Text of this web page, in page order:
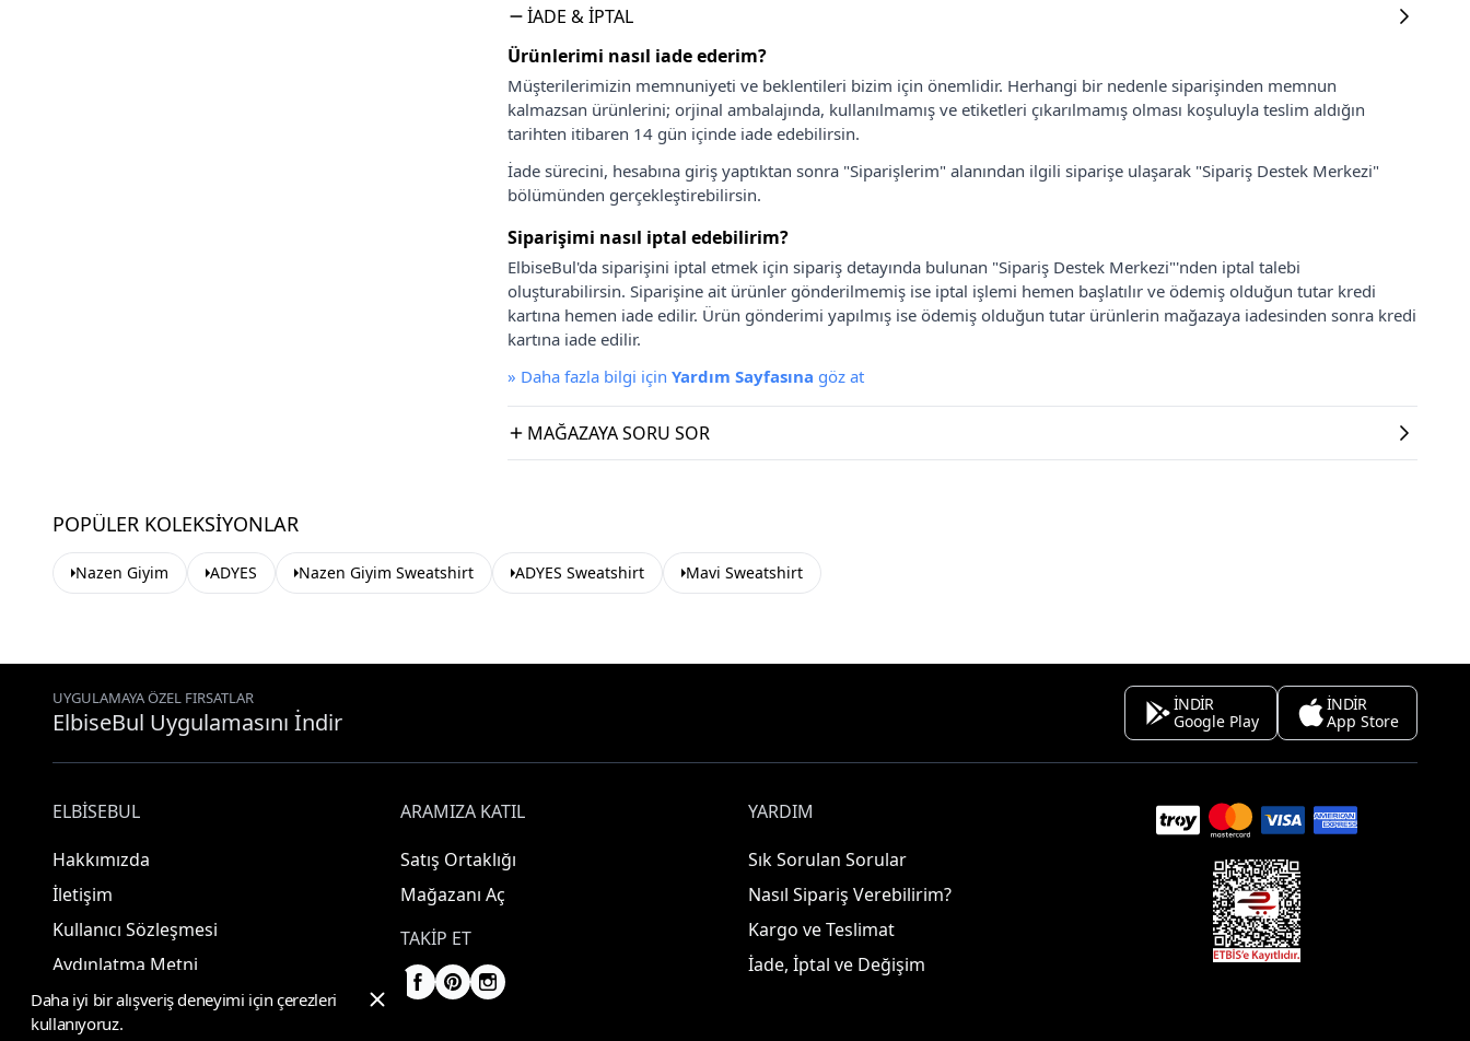
İADE & İPTAL
Ürünlerimi nasıl iade ederim?
Müşterilerimizin memnuniyeti ve beklentileri bizim için önemlidir. Herhangi bir nedenle siparişinden memnun
kalmazsan ürünlerini; orjinal ambalajında, kullanılmamış ve etiketleri çıkarılmamış olması koşuluyla teslim aldığın
tarihten itibaren 14 gün içinde iade edebilirsin.
İade sürecini, hesabına giriş yaptıktan sonra "Siparişlerim" alanından ilgili siparişe ulaşarak "Sipariş Destek Merkezi"
bölümünden gerçekleştirebilirsin.
Siparişimi nasıl iptal edebilirim?
ElbiseBul'da siparişini iptal etmek için sipariş detayında bulunan "Sipariş Destek Merkezi"'nden iptal talebi
oluşturabilirsin. Siparişine ait ürünler gönderilmemiş ise iptal işlemi hemen başlatılır ve ödemiş olduğun tutar kredi
kartına hemen iade edilir. Ürün gönderimi yapılmış ise ödemiş olduğun tutar ürünlerin mağazaya iadesinden sonra kredi
kartına iade edilir.
» Daha fazla bilgi için Yardım Sayfasına göz at
MAĞAZAYA SORU SOR
POPÜLER KOLEKSIYONLAR
Nazen Giyim ADYES Nazen Giyim Sweatshirt ADYES Sweatshirt Mavi Sweatshirt
UYGULAMAYA ÖZEL FIRSATLAR
ElbiseBul Uygulamasını İndir
İNDİR
Google Play
İNDİR
App Store
ELBISEBUL
Hakkımızda
İletişim
Kullanıcı Sözleşmesi
Aydınlatma Metni
ARAMIZA KATIL
Satış Ortaklığı
Mağazanı Aç
TAKIP ET
YARDIM
Sık Sorulan Sorular
Nasıl Sipariş Verebilirim?
Kargo ve Teslimat
İade, İptal ve Değişim
Daha iyi bir alışveriş deneyimi için çerezleri
kullanıyoruz.